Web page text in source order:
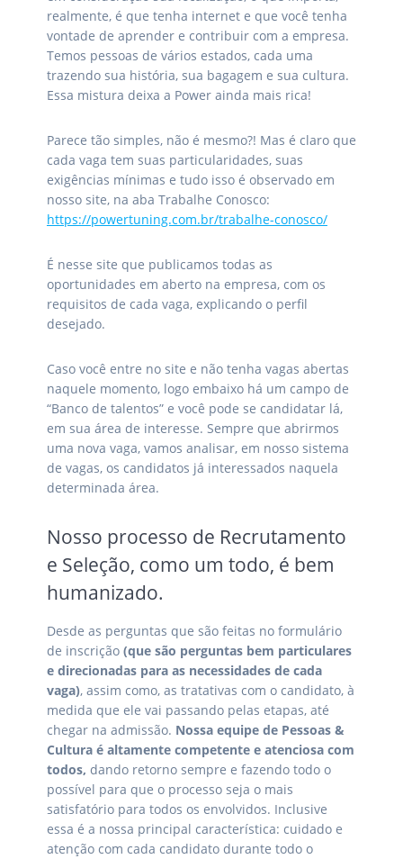
realmente, é que tenha internet e que você tenha
vontade de aprender e contribuir com a empresa.
Temos pessoas de vários estados, cada uma
trazendo sua história, sua bagagem e sua cultura.
Essa mistura deixa a Power ainda mais rica!
Parece tão simples, não é mesmo?! Mas é claro que
cada vaga tem suas particularidades, suas
exigências mínimas e tudo isso é observado em
nosso site, na aba Trabalhe Conosco:
https://powertuning.com.br/trabalhe-conosco/
É nesse site que publicamos todas as
oportunidades em aberto na empresa, com os
requisitos de cada vaga, explicando o perfil
desejado.
Caso você entre no site e não tenha vagas abertas
naquele momento, logo embaixo há um campo de
“Banco de talentos” e você pode se candidatar lá,
em sua área de interesse. Sempre que abrirmos
uma nova vaga, vamos analisar, em nosso sistema
de vagas, os candidatos já interessados naquela
determinada área.
Nosso processo de Recrutamento
e Seleção, como um todo, é bem
humanizado.
Desde as perguntas que são feitas no formulário
de inscrição (que são perguntas bem particulares
e direcionadas para as necessidades de cada
vaga), assim como, as tratativas com o candidato, à
medida que ele vai passando pelas etapas, até
chegar na admissão. Nossa equipe de Pessoas &
Cultura é altamente competente e atenciosa com
todos, dando retorno sempre e fazendo todo o
possível para que o processo seja o mais
satisfatório para todos os envolvidos. Inclusive
essa é a nossa principal característica: cuidado e
atenção com cada candidato durante todo o